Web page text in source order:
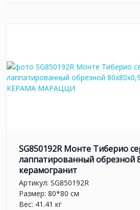
SG850192R Монте Тиберио
лаппатированный обрезной
керамогранит
Артикул: SG850192R
Размер: 80*80 см
Вес: 41.41 кг